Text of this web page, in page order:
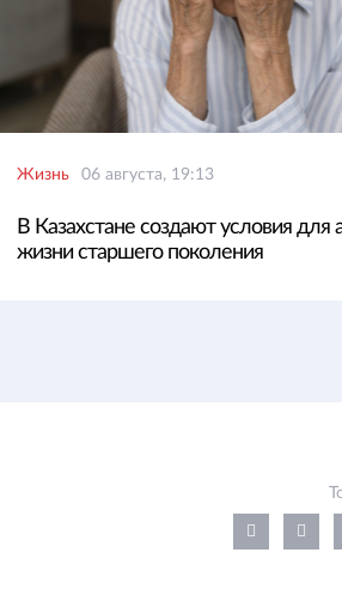
Жизнь 06 августа, 19:13
В Казахстане создают условия для
жизни старшего поколения